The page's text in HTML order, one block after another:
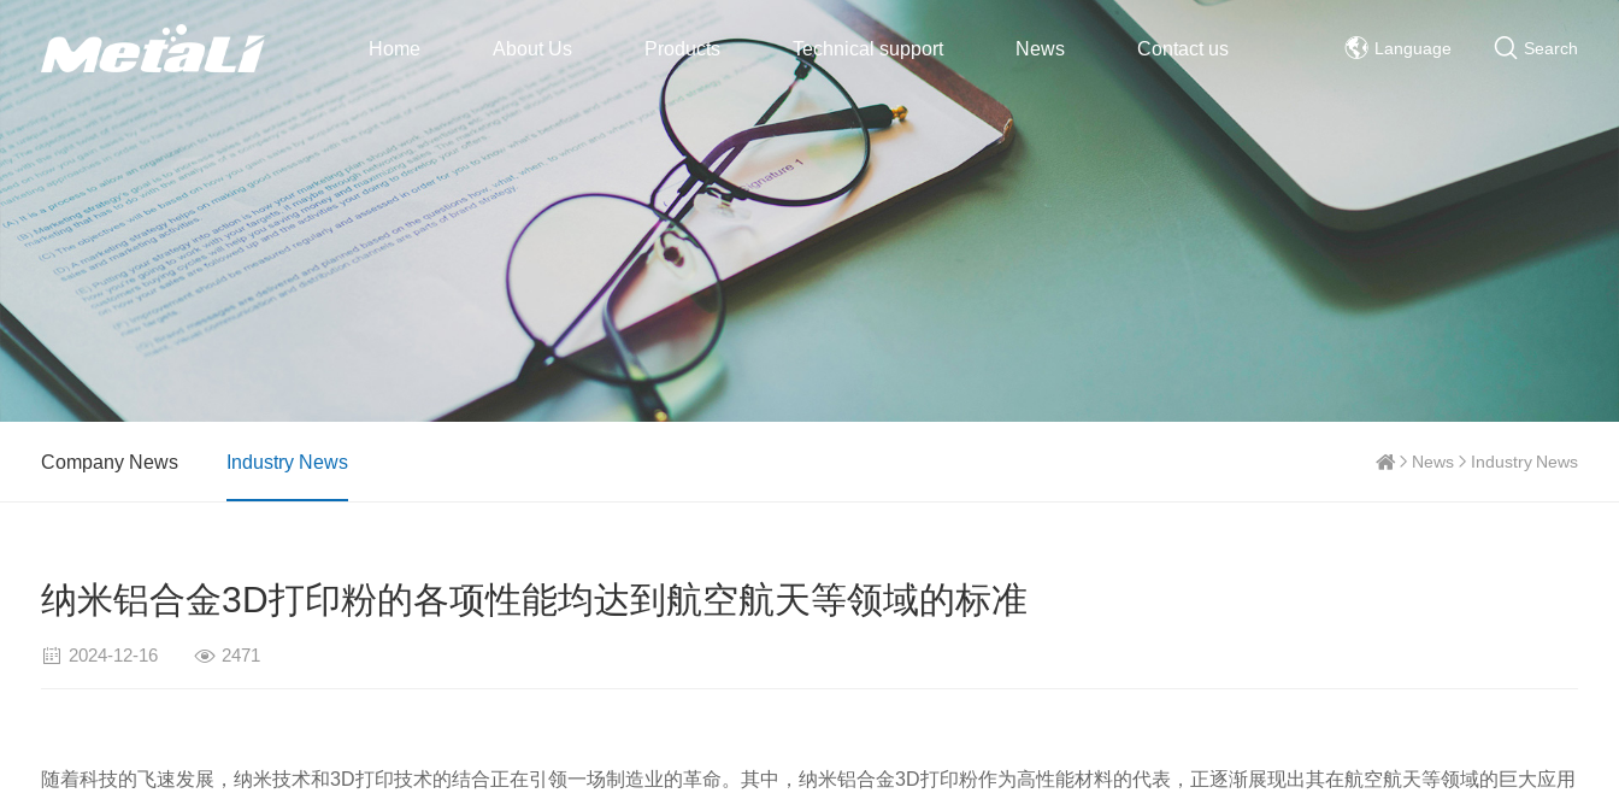
Home About Us Products Technical support News Contact us Language Search
News Industry News
Company News Industry News
纳米铝合金3D打印粉的各项性能均达到航空航天等领域的标准
2024-12-16 2471
随着科技的飞速发展，纳米技术和3D打印技术的结合正在引领一场制造业的革命。其中，纳米铝合金3D打印粉作为高性能材料的代表，正逐渐展现出其在航空航天等领域的巨大应用